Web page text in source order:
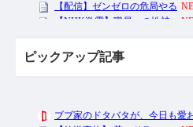
ピックアップ記事